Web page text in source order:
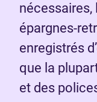
nécessaires,
épargnes-
enregistrés
que la
et des